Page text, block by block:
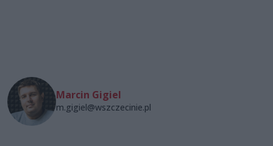
Marcin Gigiel
m.gigiel@wszczecinie.pl